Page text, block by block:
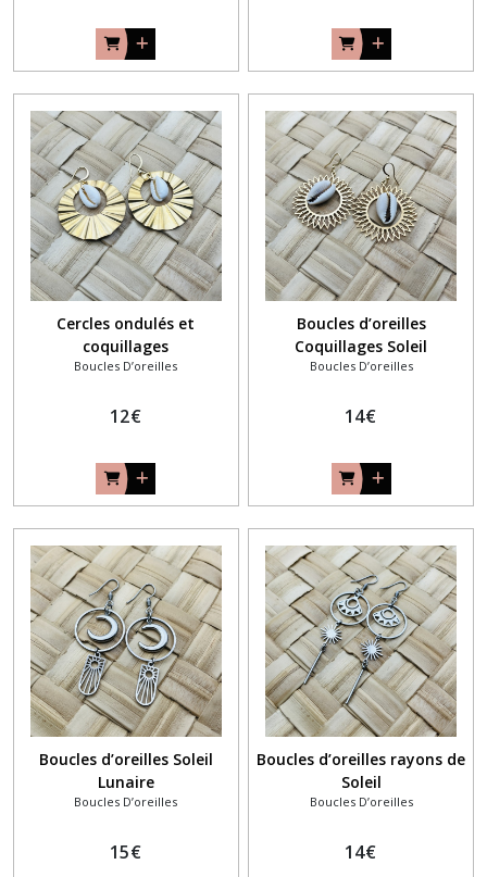
Cercles ondulés et
coquillages
Boucles D’oreilles
12€
Boucles d’oreilles
Coquillages Soleil
Boucles D’oreilles
14€
Boucles d’oreilles Soleil
Lunaire
Boucles D’oreilles
15€
Boucles d’oreilles rayons de
Soleil
Boucles D’oreilles
14€